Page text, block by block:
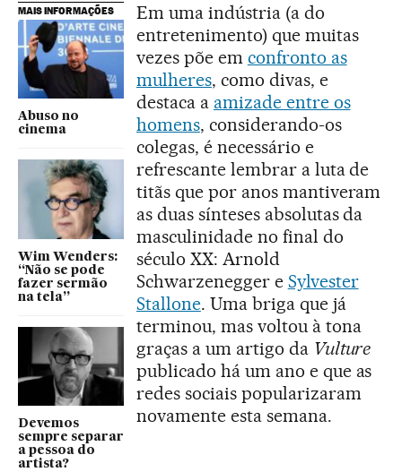
MAIS INFORMAÇÕES
Abuso no
cinema
Wim Wenders:
“Não se pode
fazer sermão
na tela”
Devemos
sempre separar
a pessoa do
artista?
Em uma indústria (a do
entretenimento) que muitas
vezes põe em confronto as
mulheres, como divas, e
destaca a amizade entre os
homens, considerando-os
colegas, é necessário e
refrescante lembrar a luta de
titãs que por anos mantiveram
as duas sínteses absolutas da
masculinidade no final do
século XX: Arnold
Schwarzenegger e Sylvester
Stallone. Uma briga que já
terminou, mas voltou à tona
graças a um artigo da Vulture
publicado há um ano e que as
redes sociais popularizaram
novamente esta semana.